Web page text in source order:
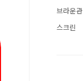
브라운관
스크린